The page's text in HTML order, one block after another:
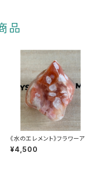
品
《水のエレメント》フラワーア
ゲート【可能性の花束を抱え
てダンス】
¥4,500